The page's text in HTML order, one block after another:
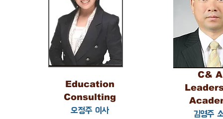
Education
Consulting
오정주 이사
C&
김영주